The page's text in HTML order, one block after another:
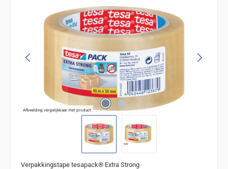
Sla de afbeeldingengalerij over
Afbeelding vergelijkbaar met product
Verpakkingstape tesapack® Extra Strong